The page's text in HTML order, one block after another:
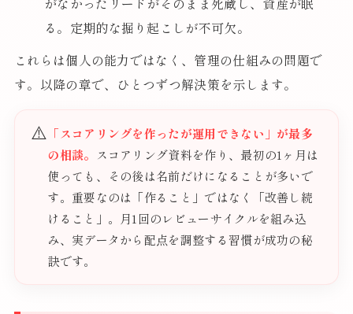
る。定期的な掘り起こしが不可欠。
これらは個人の能力ではなく、管理の仕組みの問題で
す。以降の章で、ひとつずつ解決策を示します。
⚠️ 「スコアリングを作ったが運用できない」が最多
の相談。 スコアリング資料を作り、最初の1ヶ月は
使っても、その後は名前だけになることが多いで
す。重要なのは「作ること」ではなく「改善し続
けること」。月1回のレビューサイクルを組み込
み、実データから配点を調整する習慣が成功の秘
訣です。